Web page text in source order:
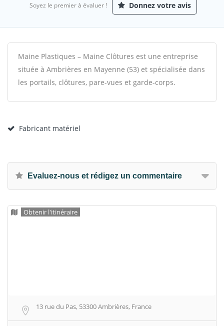
Soyez le premier à évaluer ! Donnez votre avis
Maine Plastiques – Maine Clôtures est une entreprise
située à Ambrières en Mayenne (53) et spécialisée dans
les portails, clôtures, pare-vues et garde-corps.
Fabricant matériel
Evaluez-nous et rédigez un commentaire
Obtenir l'itinéraire
13 rue du Pas, 53300 Ambrières, France